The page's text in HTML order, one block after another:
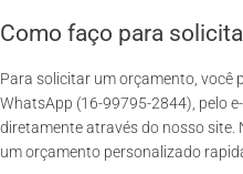
Como faço para
Para solicitar um orçamento, você
WhatsApp (16-99795-2844), pelo
diretamente através do nosso site.
um orçamento personalizado